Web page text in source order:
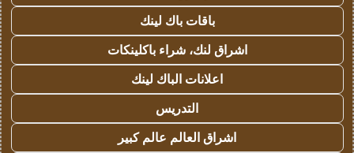
باقات باك لينك
اشراق لنك، شراء باكلينكات
اعلانات الباك لينك
التدريس
اشراق العالم عالم كبير